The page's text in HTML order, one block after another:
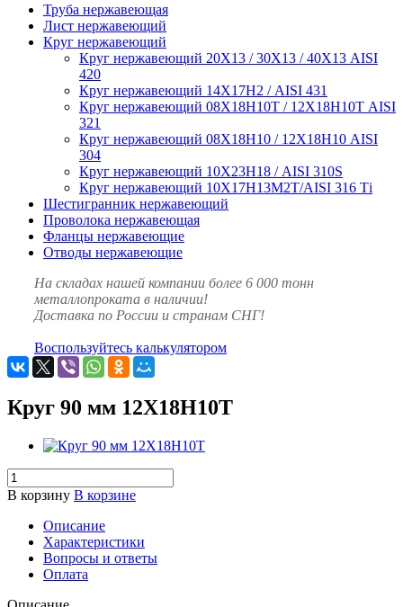
Труба нержавеющая
Лист нержавеющий
Круг нержавеющий
Круг нержавеющий 20Х13 / 30Х13 / 40Х13 AISI
420
Круг нержавеющий 14Х17Н2 / AISI 431
Круг нержавеющий 08Х18Н10Т / 12Х18Н10Т AISI
321
Круг нержавеющий 08Х18Н10 / 12Х18Н10 AISI
304
Круг нержавеющий 10Х23Н18 / AISI 310S
Круг нержавеющий 10Х17Н13М2Т/AISI 316 Тi
Шестигранник нержавеющий
Проволока нержавеющая
Фланцы нержавеющие
Отводы нержавеющие
На складах нашей компании более 6 000 тонн
металлопроката в наличии!
Доставка по России и странам СНГ!
Воспользуйтесь калькулятором
Круг 90 мм 12Х18Н10Т
В корзину В корзине
Описание
Характеристики
Вопросы и ответы
Оплата